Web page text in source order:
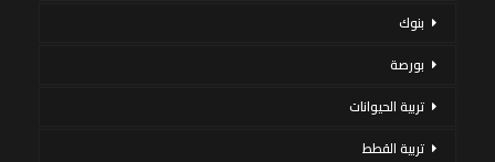
بنوك
بورصة
تربية الحيوانات
تربية القطط